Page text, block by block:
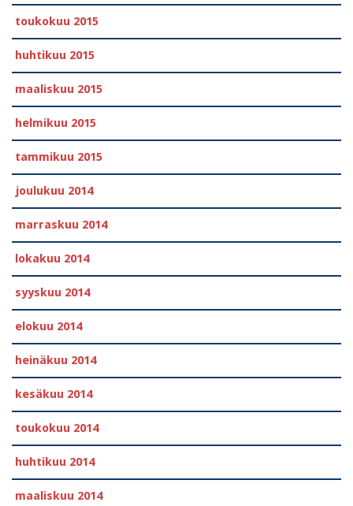
toukokuu 2015
huhtikuu 2015
maaliskuu 2015
helmikuu 2015
tammikuu 2015
joulukuu 2014
marraskuu 2014
lokakuu 2014
syyskuu 2014
elokuu 2014
heinäkuu 2014
kesäkuu 2014
toukokuu 2014
huhtikuu 2014
maaliskuu 2014